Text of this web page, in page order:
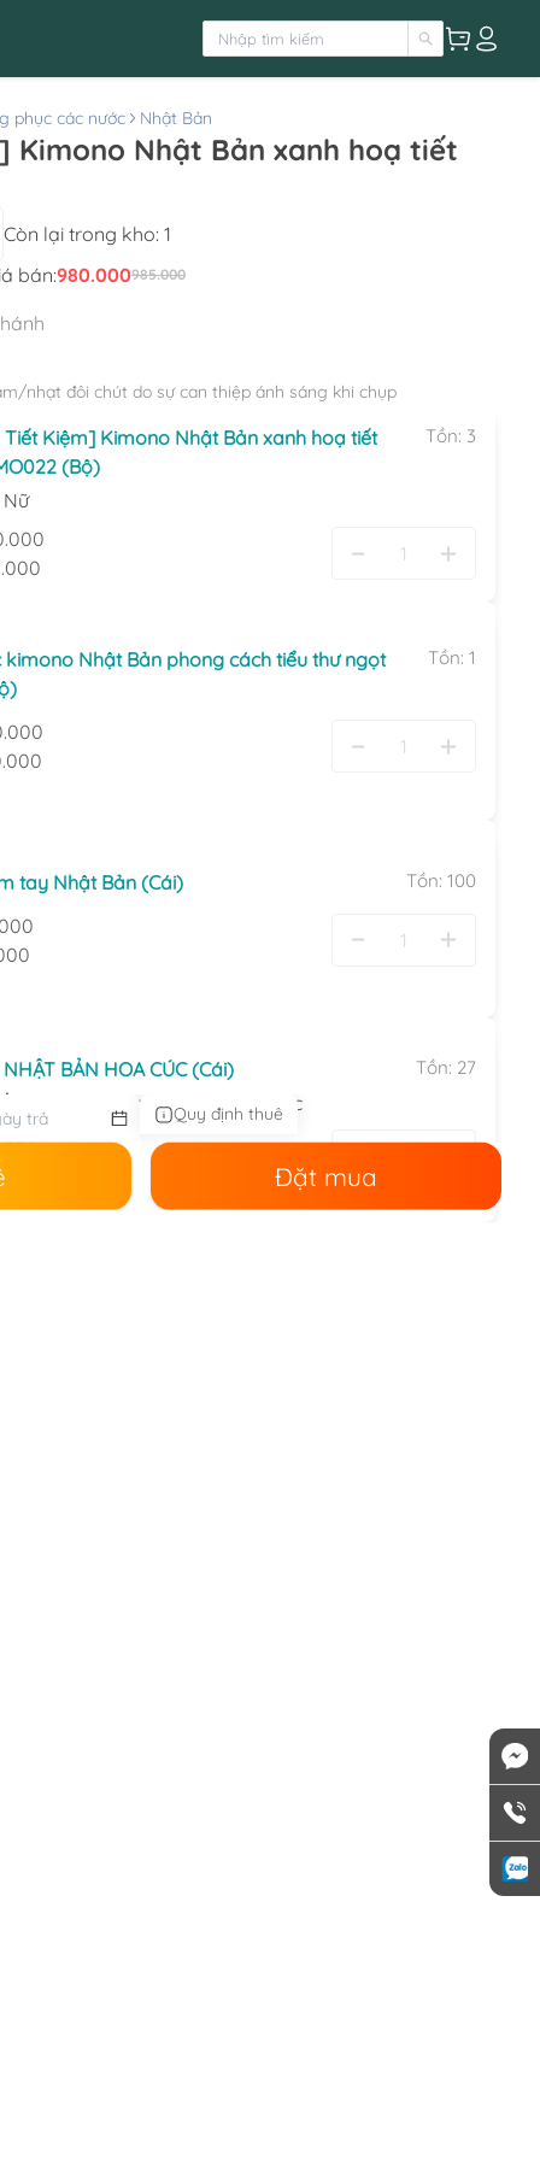
phục các nước Nhật Bản
Kimono Nhật Bản xanh hoạ tiết
Còn lại trong kho: 1
bán:980.000985.000
nhạt đôi chút do sự can thiệp ánh sáng khi chụp
Kiệm] Kimono Nhật Bản xanh hoạ tiết
(Bộ)
Tồn: 3
Nữ
kimono Nhật Bản phong cách tiểu thư ngọt
Tồn: 1
tay Nhật Bản (Cái) Tồn: 100
NHẬT BẢN HOA CÚC (Cái) Tồn: 27
trang phục các nước
Quy định thuê
Đặt mua